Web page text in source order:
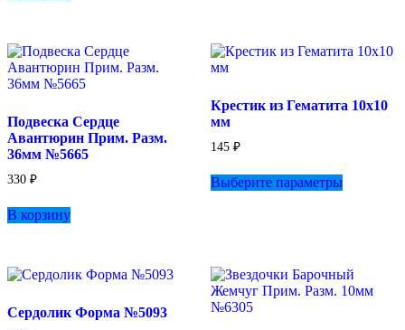
Подвеска Сердце
Авантюрин Прим. Разм.
36мм №5665
330 ₽
В корзину
Крестик из Гематита 10х10
мм
145 ₽
Выберите параметрытовар
выбрать
на
Сердолик Форма №5093